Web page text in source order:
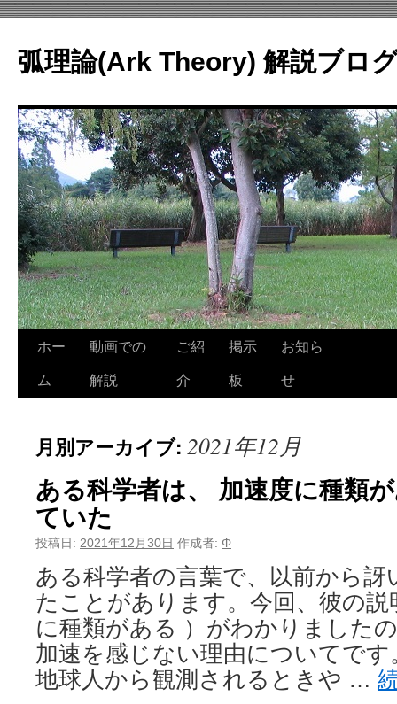
テ
ン
へ
ス
キ
ッ
プ
弧理論(Ark Theory) 解説ブロ
ホー
ム
動画での
解説
ご紹
介
掲示
板
お知ら
せ
月別アーカイブ: 2021年12月
ある科学者は、 加速度に種類
ていた
投稿日: 2021年12月30日 作成者: Φ
ある科学者の言葉で、以前から
たことがあります。今回、彼の説
に種類がある ）がわかりました
加速を感じない理由についてで
地球人から観測されるときや …